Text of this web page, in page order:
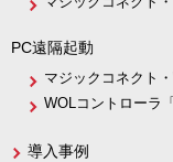
PC遠隔起動
マジックコネクト
WOLコントローラ
導入事例